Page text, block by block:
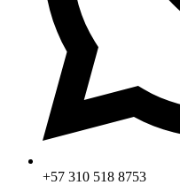
+57 310 518 8753